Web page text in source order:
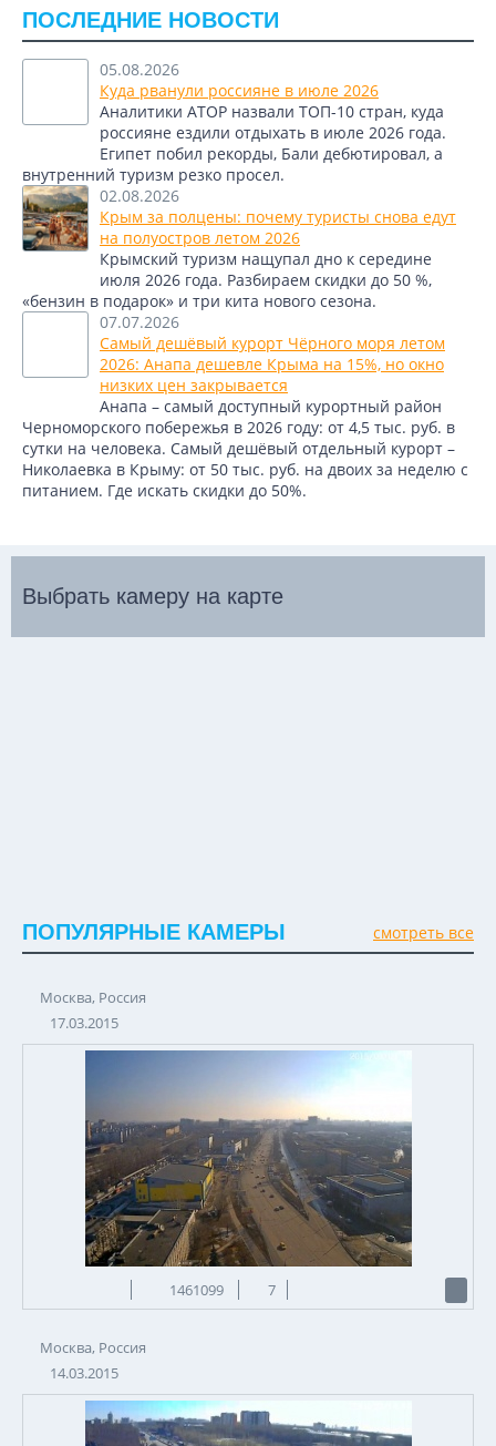
ПОСЛЕДНИЕ НОВОСТИ
05.08.2026
Куда рванули россияне в июле 2026
Аналитики АТОР назвали ТОП-10 стран, куда
россияне ездили отдыхать в июле 2026 года.
Египет побил рекорды, Бали дебютировал, а
внутренний туризм резко просел.
02.08.2026
Крым за полцены: почему туристы снова едут
на полуостров летом 2026
Крымский туризм нащупал дно к середине
июля 2026 года. Разбираем скидки до 50 %,
«бензин в подарок» и три кита нового сезона.
07.07.2026
Самый дешёвый курорт Чёрного моря летом
2026: Анапа дешевле Крыма на 15%, но окно
низких цен закрывается
Анапа – самый доступный курортный район
Черноморского побережья в 2026 году: от 4,5 тыс. руб. в
сутки на человека. Самый дешёвый отдельный курорт –
Николаевка в Крыму: от 50 тыс. руб. на двоих за неделю с
питанием. Где искать скидки до 50%.
Выбрать камеру на карте
ПОПУЛЯРНЫЕ КАМЕРЫ смотреть все
Москва, Россия
17.03.2015
1461099 7
Москва, Россия
14.03.2015